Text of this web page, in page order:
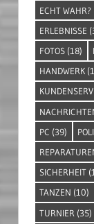
ECHT WAHR?
ERLEBNISSE
FOTOS (18)
HANDWERK
PC (39)
SICHERHEIT
TANZEN (10)
TURNIER (35)